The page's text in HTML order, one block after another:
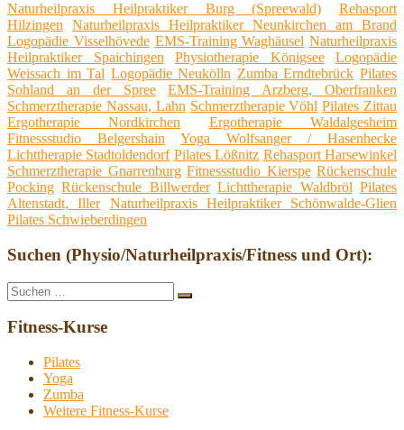
Naturheilpraxis Heilpraktiker Burg (Spreewald)
Rehasport
Hilzingen
Naturheilpraxis Heilpraktiker Neunkirchen am Brand
Logopädie Visselhövede EMS-Training Waghäusel Naturheilpraxis
Heilpraktiker Spaichingen
Physiotherapie Königsee
Logopädie
Weissach im Tal Logopädie Neukölln Zumba Erndtebrück Pilates
Sohland an der Spree
EMS-Training Arzberg, Oberfranken
Schmerztherapie Nassau, Lahn Schmerztherapie Vöhl Pilates Zittau
Ergotherapie Nordkirchen
Ergotherapie Waldalgesheim
Fitnessstudio Belgershain
Yoga Wolfsanger / Hasenhecke
Lichttherapie Stadtoldendorf Pilates Lößnitz Rehasport Harsewinkel
Schmerztherapie Gnarrenburg Fitnessstudio Kierspe Rückenschule
Pocking Rückenschule Billwerder Lichttherapie Waldbröl Pilates
Altenstadt, Iller
Naturheilpraxis Heilpraktiker Schönwalde-Glien
Pilates Schwieberdingen
Suchen (Physio/Naturheilpraxis/Fitness und Ort):
Suche
nach:
Suchen
Fitness-Kurse
Pilates
Yoga
Zumba
Weitere Fitness-Kurse